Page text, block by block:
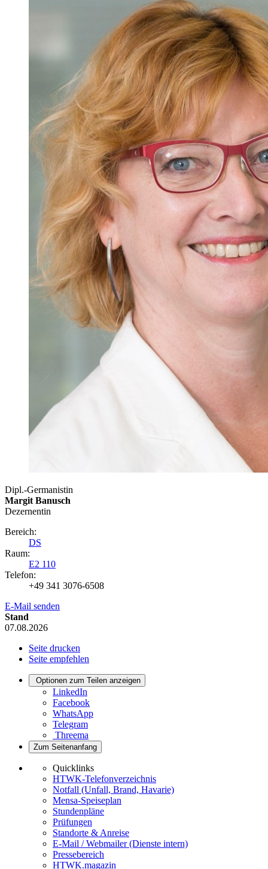
Dipl.-Germanistin
Margit Banusch
Dezernentin
Bereich:
DS
Raum:
E2 110
Telefon:
+49 341 3076-6508
E-Mail senden
Stand
07.08.2026
Seite drucken
Seite empfehlen
Optionen zum Teilen anzeigen
LinkedIn
Facebook
WhatsApp
Telegram
Threema
Zum Seitenanfang
Quicklinks
HTWK-Telefonverzeichnis
Notfall (Unfall, Brand, Havarie)
Mensa-Speiseplan
Stundenpläne
Prüfungen
Standorte & Anreise
E-Mail / Webmailer (Dienste intern)
Pressebereich
HTWK.magazin